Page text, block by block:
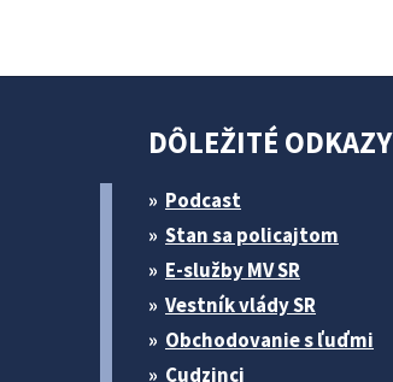
DÔLEŽITÉ ODKAZY
Podcast
Stan sa policajtom
E-služby MV SR
Vestník vlády SR
Obchodovanie s ľuďmi
Cudzinci